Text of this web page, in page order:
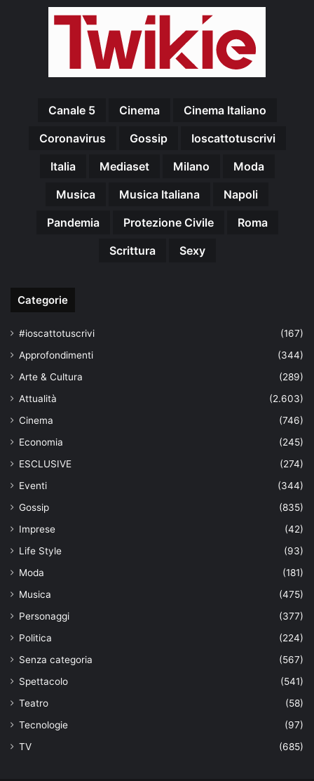
Canale 5 Cinema
Cinema Italiano
Coronavirus
Gossip
Ioscattotuscrivi
Italia
Mediaset Milano
Moda
Musica
Musica Italiana
Napoli
Pandemia
Protezione Civile
Roma
Scrittura
Sexy
Categorie
#ioscattotuscrivi
(167)
Approfondimenti
(344)
Arte & Cultura
(289)
Attualità
(2.603)
Cinema
(746)
Economia
(245)
ESCLUSIVE
(274)
Eventi
(344)
Gossip
(835)
Imprese
(42)
Life Style
(93)
Moda
(181)
Musica
(475)
Personaggi
(377)
Politica
(224)
Senza categoria
(567)
Spettacolo
(541)
Teatro
(58)
Tecnologie
(97)
TV
(685)